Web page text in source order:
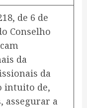
de 6 de
Conselho
da
da
intuito de,
assegurar a